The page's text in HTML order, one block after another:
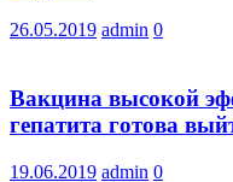
26.05.2019 admin 0
Вакцина высокой
гепатита готова
19.06.2019 admin 0